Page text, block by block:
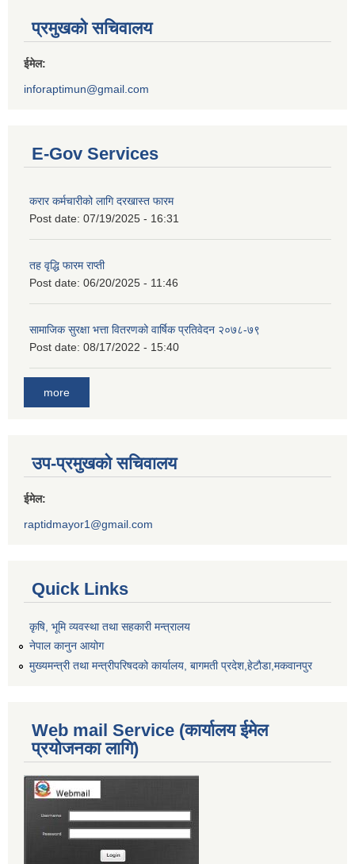
प्रमुखको सचिवालय
ईमेल:
inforaptimun@gmail.com
E-Gov Services
करार कर्मचारीको लागि दरखास्त फारम
Post date: 07/19/2025 - 16:31
तह वृद्धि फारम राप्ती
Post date: 06/20/2025 - 11:46
सामाजिक सुरक्षा भत्ता वितरणको वार्षिक प्रतिवेदन २०७८-७९
Post date: 08/17/2022 - 15:40
more
उप-प्रमुखको सचिवालय
ईमेल:
raptidmayor1@gmail.com
Quick Links
कृषि, भूमि व्यवस्था तथा सहकारी मन्त्रालय
नेपाल कानुन आयोग
मुख्यमन्त्री तथा मन्त्रीपरिषदको कार्यालय, बागमती प्रदेश,हेटाैडा,मकवानपुर
Web mail Service (कार्यालय ईमेल
प्रयोजनका लागि)